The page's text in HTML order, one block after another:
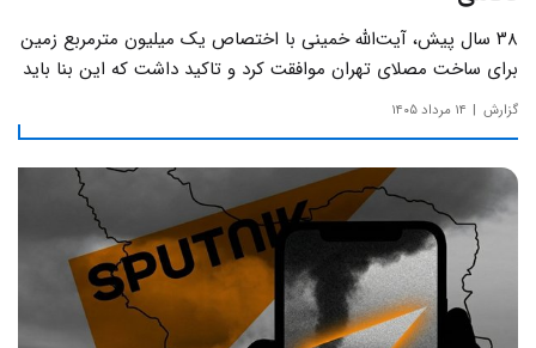
۳۸ سال پیش، آیت‌الله خمینی با اختصاص یک میلیون مترمربع زمین
برای ساخت مصلای تهران موافقت کرد و تاکید داشت که این بنا باید
به دور از زرق‌وبرق و یادآور سادگی مساجد صدر اسلام باشد.
گزارش ۱۴ مرداد ۱۴۰۵